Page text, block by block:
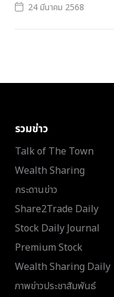
24 มีนาคม 2568
รวมข่าว
Talk of The Town
Wealth Sharing
กระดานข่าว
Share2Trade Daily
Stock Daily Journal
Premium Stock
Wealth Sharing Daily
ภาพข่าวประชาสัมพันธ์